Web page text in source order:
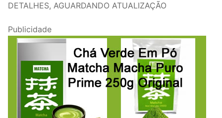
DETALHES, AGUARDANDO ATUALIZAÇÃO
Publicidade